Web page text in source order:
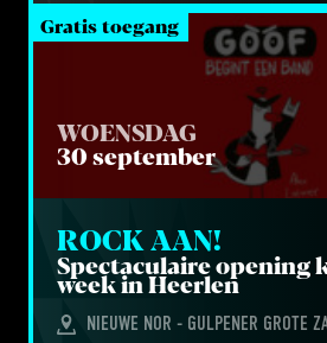
Gratis toegang
WOENSDAG
30 september
ROCK AAN!
Spec­ta­cu­lai­re
week in Heerlen
NIEUWE NOR - GULPENER GROTE